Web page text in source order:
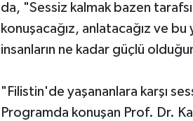
da, "Sessiz kalmak bazen
konuşacağız, anlatacağız ve
insanların ne kadar güçlü
"Filistin'de yaşananlara karşı
Programda konuşan Prof. Dr.